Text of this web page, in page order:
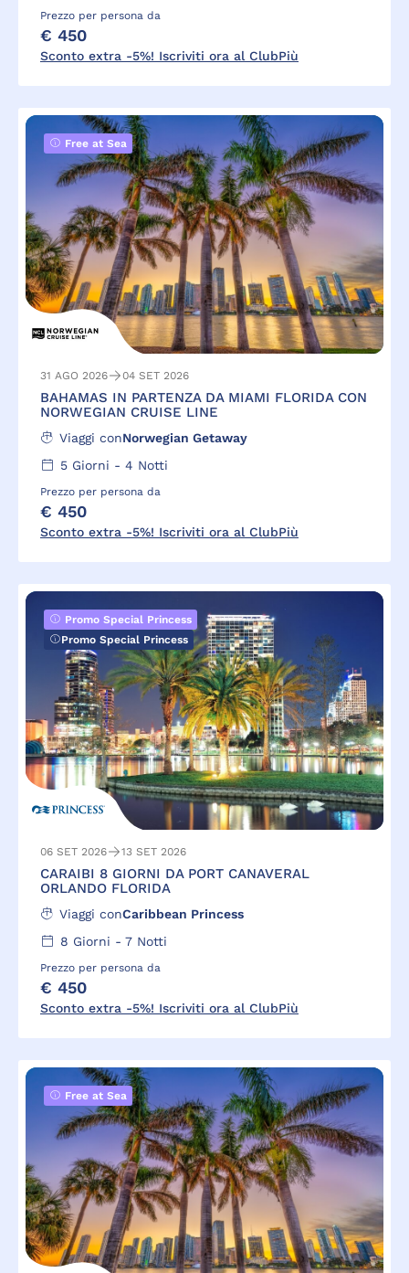
Prezzo per persona da
€ 450
Sconto extra -5%! Iscriviti ora al ClubPiù
Free at Sea
31 AGO 2026 04 SET 2026
BAHAMAS IN PARTENZA DA MIAMI FLORIDA CON
NORWEGIAN CRUISE LINE
Viaggi conNorwegian Getaway
5Giorni - 4 Notti
Prezzo per persona da
€ 450
Sconto extra -5%! Iscriviti ora al ClubPiù
Promo Special Princess
Promo Special Princess
06 SET 2026 13 SET 2026
CARAIBI 8 GIORNI DA PORT CANAVERAL
ORLANDO FLORIDA
Viaggi conCaribbean Princess
8 Giorni - 7Notti
Prezzo per persona da
€ 450
Sconto extra -5%! Iscriviti ora al ClubPiù
Free at Sea